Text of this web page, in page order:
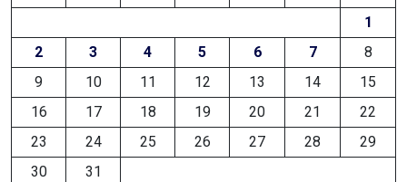
ELEIÇÕES
2026
EMANCIPAÇÃO
DE
1
2
3 4 5 6 7
8
9
10 11 12 13 14
15
16
17 18 19 20 21
22
23
24 25 26 27 28
29
30
31